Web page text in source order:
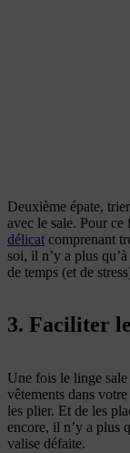
Deuxième épate,
avec le sale. Pour
délicat comprenant
soi, il n’y a plus
de temps (et de
3. Faciliter
Une fois le linge
vêtements dans
les plier. Et de les
encore, il n’y a plus
valise défaite.